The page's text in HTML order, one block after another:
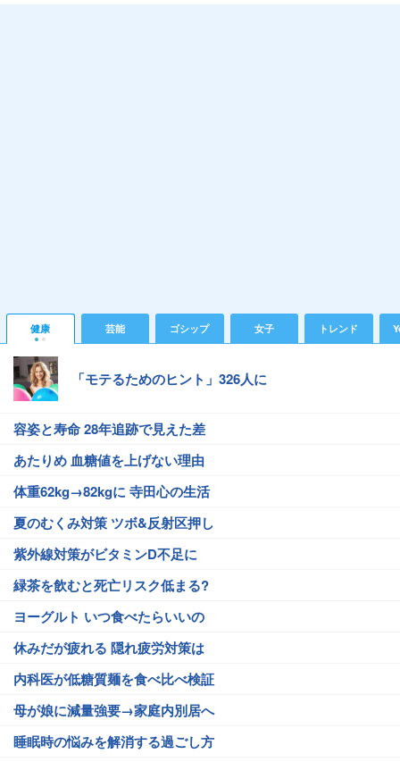
健康 芸能 ゴシップ 女子 トレンド
「モテるためのヒント」326人に
容姿と寿命 28年追跡で見えた差
あたりめ 血糖値を上げない理由
体重62kg→82kgに 寺田心の生活
夏のむくみ対策 ツボ&反射区押し
紫外線対策がビタミンD不足に
緑茶を飲むと死亡リスク低まる?
ヨーグルト いつ食べたらいいの
休みだが疲れる 隠れ疲労対策は
内科医が低糖質麺を食べ比べ検証
母が娘に減量強要→家庭内別居へ
睡眠時の悩みを解消する過ごし方